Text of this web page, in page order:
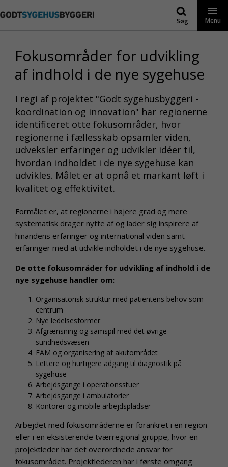
til
Søg Menu
Fokusområder for udvikling
af indhold i de nye sygehuse
I regi af projektet "Godt sygehusbyggeri -
koordination og innovation" har regionerne
identificeret otte fokusområder, hvor
regionerne i fællesskab opsamler viden,
udveksler erfaringer og udvikler idéer til,
hvordan indholdet i de nye sygehuse kan
udvikles. Målet er at opnå et markant løft i
kvalitet og effektivitet.
Formålet er, at regionerne i højere grad og mere
systematisk drager nytte af og lader sig inspirere af
hinandens erfaringer og international viden samt
erfaringer med at udvikle indholdet i de nye sygehuse.
De otte fokusområder for udvikling af indhold i de
nye sygehuse handler om:
Organisatorisk struktur med patientens behov som
centrum
Nye ledelsesformer
Afgrænsning og samspil med det øvrige
sundhedsvæsen
FAM og organisering af akutområdet
Lettere og hurtigere adgang til diagnostik på
sygehuse
Arbejdsgange i operationsstuer
Arbejdsgange i ambulatorier
Kontorer og mobile arbejdspladser
Arbejdet med fokusområderne er forankret i en region
eller i en eksisterende tværregional gruppe, hvor en
projektleder har det overordnede ansvar for
fokusområdet. Projektlederen har i første omgang